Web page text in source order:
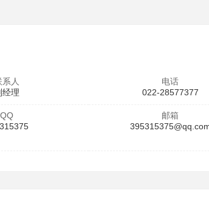
系人
经理
电话
022-28577377
QQ
邮箱